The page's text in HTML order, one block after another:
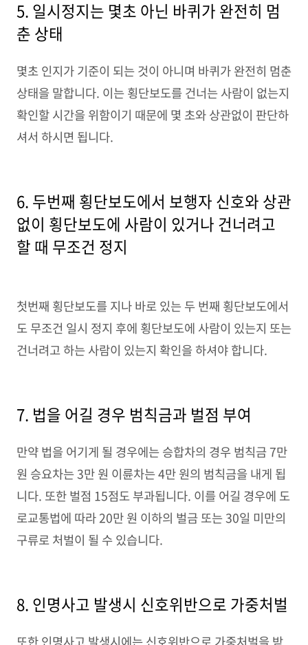
5. 일시정지는 몇초 아닌 바퀴가 완전히 멈
춘 상태
몇초 인지가 기준이 되는 것이 아니며 바퀴가 완전히 멈춘
상태을 말합니다. 이는 횡단보도를 건너는 사람이 없는지
확인할 시간을 위함이기 때문에 몇 초와 상관없이 판단하
셔서 하시면 됩니다.
6. 두번째 횡단보도에서 보행자 신호와 상관
없이 횡단보도에 사람이 있거나 건너려고
할 때 무조건 정지
첫번째 횡단보도를 지나 바로 있는 두 번째 횡단보도에서
도 무조건 일시 정지 후에 횡단보도에 사람이 있는지 또는
건너려고 하는 사람이 있는지 확인을 하셔야 합니다.
7. 법을 어길 경우 범칙금과 벌점 부여
만약 법을 어기게 될 경우에는 승합차의 경우 범칙금 7만
원 승요차는 3만 원 이륜차는 4만 원의 범칙금을 내게 됩
니다. 또한 벌점 15점도 부과됩니다. 이를 어길 경우에 도
로교통법에 따라 20만 원 이하의 벌금 또는 30일 미만의
구류로 처벌이 될 수 있습니다.
8. 인명사고 발생시 신호위반으로 가중처벌